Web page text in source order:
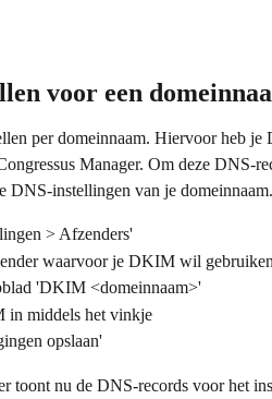
voor een
per domeinnaam. Hiervoor heb je
Manager. Om deze DNS-
DNS-instellingen van je domeinnaam.
> Afzenders'
waarvoor je DKIM wil gebruiken
'DKIM <domeinnaam>'
in middels het vinkje
opslaan'
toont nu de DNS-records voor het